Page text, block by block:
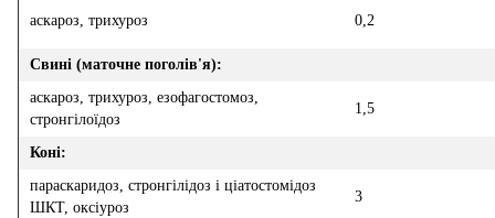
аскароз, трихуроз 0,2
Свині (маточне поголів'я):
аскароз, трихуроз, езофагостомоз,
стронгілоїдоз
1,5
Коні:
параскаридоз, стронгілідоз і ціатостомідоз
ШКТ, оксіуроз
3